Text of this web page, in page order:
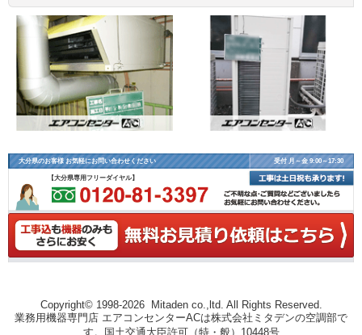
大分県のお客様 お気軽にお問い合わせください 受付 月～金 9:00～17:30
【大分県専用フリーダイヤル】
Copyright© 1998-2026 Mitaden co.,ltd. All Rights Reserved.
業務用機器専門店 エアコンセンターACは株式会社ミタデンの空調部で
す。国土交通大臣許可（特・般）10448号